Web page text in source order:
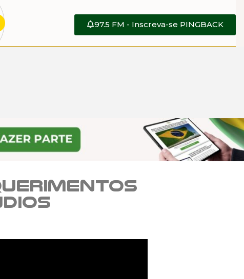
97.5 FM - Inscreva-se PINGBACK